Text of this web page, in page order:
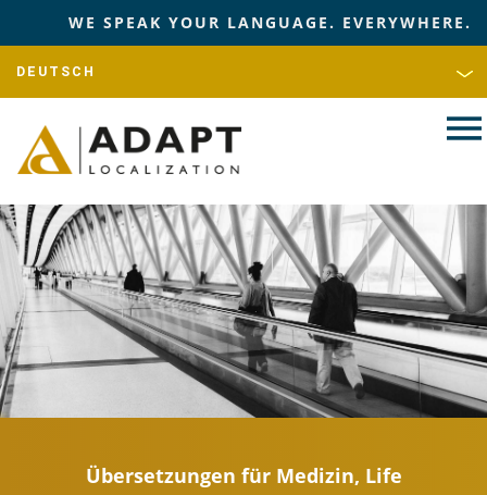
WE SPEAK YOUR LANGUAGE. EVERYWHERE.
Übersetzungen für Medizin, Life